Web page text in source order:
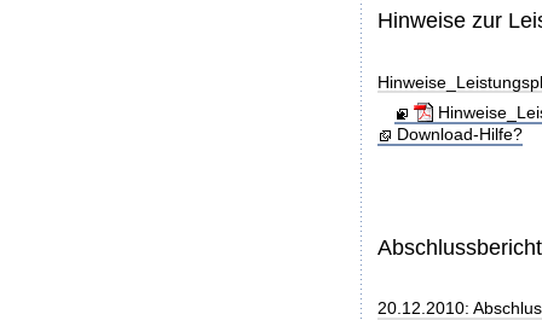
Hinweise zur
Download-Hilfe?
20.12.2010: